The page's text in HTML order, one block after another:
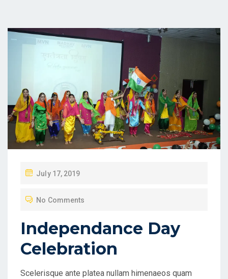
July 17, 2019
No Comments
Independance Day
Celebration
Scelerisque ante platea nullam himenaeos quam